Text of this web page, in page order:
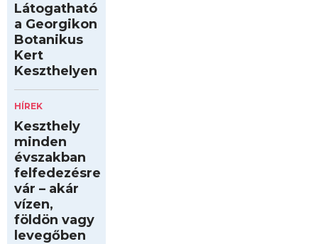
Látogatható
a Georgikon
Botanikus
Kert
Keszthelyen
HÍREK
Keszthely
minden
évszakban
felfedezésre
vár – akár
vízen,
földön vagy
levegőben